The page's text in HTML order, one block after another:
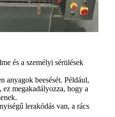
és a személyi sérülések
anyagok beesését. Például,
megakadályozza, hogy a
lerakódás van, a rács